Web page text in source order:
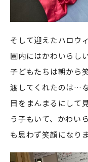
そして迎えたハロウ
園内にはかわいらし
子どもたちは朝から
渡してくれたのは…
目をまんまるにして
う子もいて、かわい
も思わず笑顔になり